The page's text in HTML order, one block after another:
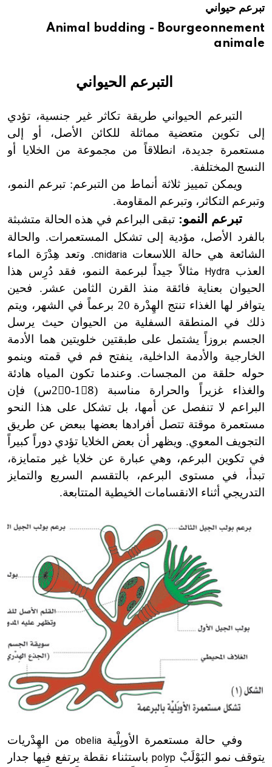
هيئة الموسوعة العربية تطلق موسوعات جديدة في عام 2026تبرعم حيواني
Animal budding - Bourgeonnement
animale
التبرعم الحيواني
التبرعم الحيواني طريقة تكاثر غير جنسية، تؤدي
إلى تكوين متعضية مماثلة للكائن الأصل، أو إلى
مستعمرة جديدة، انطلاقاً من مجموعة من الخلايا أو
النسج المختلفة.
ويمكن تمييز ثلاثة أنماط من التبرعم: تبرعم النمو،
وتبرعم التكاثر، وتبرعم المقاومة.
تبرعم النمو: تبقى البراعم في هذه الحالة متشبثة
بالفرد الأصل، مؤدية إلى تشكل المستعمرات. والحالة
الشائعة هي حالة اللاسعاتcnidaria. وتعد هِدْرَة الماء
العذب Hydra
مثالاً جيداً لبرعمة النمو، فقد دُرِس هذا
الحيوان بعناية فائقة منذ القرن الثامن عشر. فحين
يتوافر لها الغذاء تنتج الهِدْرة 20 برعماً في الشهر، ويتم
ذلك في المنطقة السفلية من الحيوان حيث يرسل
الجسم بروزاً يشتمل على طبقتين خلويتين هما الأدمة
الخارجية والأدمة الداخلية، ينفتح فم في قمته وينمو
حوله حلقة من المجسات. وعندما تكون المياه هادئة
والغذاء غزيراً والحرارة مناسبة (18ْ
-
20ْس) فإن
البراعم لا تنفصل عن أمها، بل تشكل على هذا النحو
مستعمرة موقتة تتصل أفرادها بعضها ببعض عن طريق
التجويف المعوي. ويظهر أن بعض الخلايا تؤدي دوراً كبيراً
في تكوين البرعم، وهي عبارة عن خلايا غير متمايزة،
تبدأ، في مستوى البرعم، بالتقسم السريع والتمايز
التدريجي أثناء الانقسامات الخيطية المتتابعة.
وفي حالة مستعمرة الأوبِلْيةobelia من الهِدْريات
يتوقف نمو البَوْلَبْ polypباستثناء نقطة يرتفع فيها جدار